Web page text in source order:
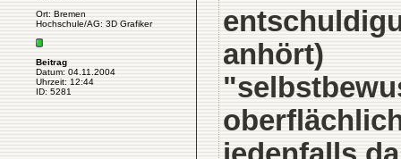
Ort: Bremen
Hochschule/AG: 3D Grafiker
Beitrag
Datum: 04.11.2004
Uhrzeit: 12:44
ID: 5281
anhört)